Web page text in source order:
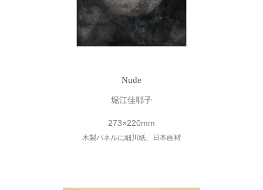
Nude
堀江佳耶子
273×220mm
木製パネルに細川紙、日本画材